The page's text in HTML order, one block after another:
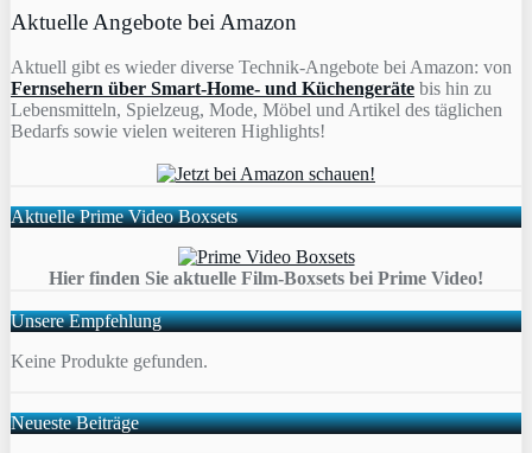
Aktuelle Angebote bei Amazon
Aktuell gibt es wieder diverse Technik-Angebote bei Amazon: von
Fernsehern über Smart-Home- und Küchengeräte bis hin zu
Lebensmitteln, Spielzeug, Mode, Möbel und Artikel des täglichen
Bedarfs sowie vielen weiteren Highlights!
Aktuelle Prime Video Boxsets
Hier finden Sie aktuelle Film-Boxsets bei Prime Video!
Unsere Empfehlung
Keine Produkte gefunden.
Neueste Beiträge